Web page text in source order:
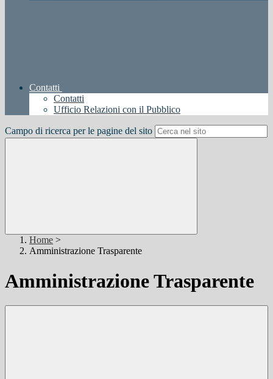
Contatti
Contatti
Ufficio Relazioni con il Pubblico
Campo di ricerca per le pagine del sito
Home >
Amministrazione Trasparente
Amministrazione Trasparente